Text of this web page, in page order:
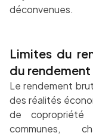
déconvenues.
Limites du
du rendement
Le rendement
des réalités
de copropriété
communes,